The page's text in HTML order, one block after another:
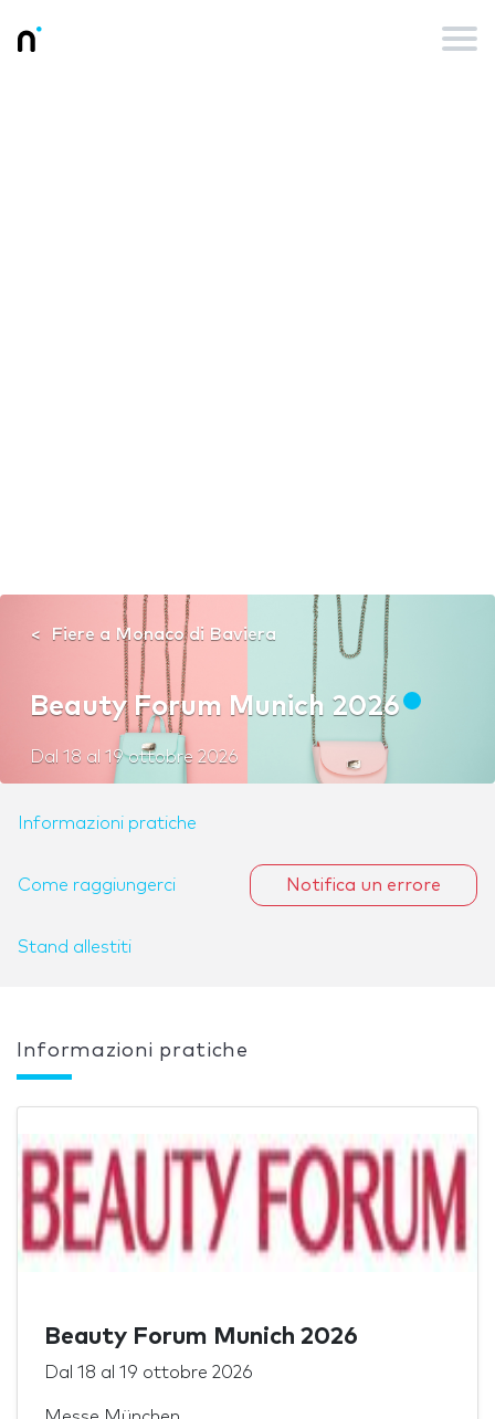
Fiere a Monaco di Baviera
Beauty Forum Munich 2026
Dal 18 al 19 ottobre 2026
Informazioni pratiche
Come raggiungerci
Stand allestiti
Notifica un errore
Informazioni pratiche
Beauty Forum Munich 2026
Dal 18 al 19 ottobre 2026